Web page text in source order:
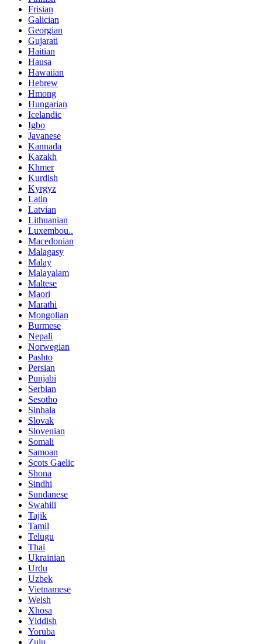
Frisian
Galician
Georgian
Gujarati
Haitian
Hausa
Hawaiian
Hebrew
Hmong
Hungarian
Icelandic
Igbo
Javanese
Kannada
Kazakh
Khmer
Kurdish
Kyrgyz
Latin
Latvian
Lithuanian
Luxembou..
Macedonian
Malagasy
Malay
Malayalam
Maltese
Maori
Marathi
Mongolian
Burmese
Nepali
Norwegian
Pashto
Persian
Punjabi
Serbian
Sesotho
Sinhala
Slovak
Slovenian
Somali
Samoan
Scots Gaelic
Shona
Sindhi
Sundanese
Swahili
Tajik
Tamil
Telugu
Thai
Ukrainian
Urdu
Uzbek
Vietnamese
Welsh
Xhosa
Yiddish
Yoruba